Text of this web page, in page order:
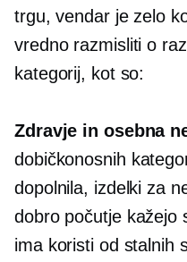
trgu, vendar je zelo
vredno razmisliti o
kategorij, kot so:
Zdravje in osebna
dobičkonosnih
dopolnila, izdelki za
dobro počutje kažejo
ima koristi od stalnih